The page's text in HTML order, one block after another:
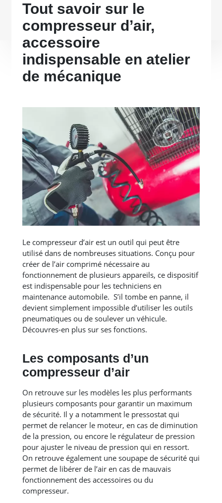
Tout savoir sur le
compresseur d’air,
accessoire
indispensable en atelier
de mécanique
Le compresseur d’air est un outil qui peut être
utilisé dans de nombreuses situations. Conçu pour
créer de l’air comprimé nécessaire au
fonctionnement de plusieurs appareils, ce dispositif
est indispensable pour les techniciens en
maintenance automobile. S’il tombe en panne, il
devient simplement impossible d’utiliser les outils
pneumatiques ou de soulever un véhicule.
Découvres-en plus sur ses fonctions.
Les composants d’un
compresseur d’air
On retrouve sur les modèles les plus performants
plusieurs composants pour garantir un maximum
de sécurité. Il y a notamment le pressostat qui
permet de relancer le moteur, en cas de diminution
de la pression, ou encore le régulateur de pression
pour ajuster le niveau de pression qui en ressort.
On retrouve également une soupape de sécurité qui
permet de libérer de l’air en cas de mauvais
fonctionnement des accessoires ou du
compresseur.